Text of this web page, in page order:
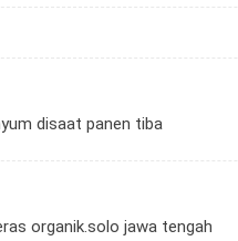
disaat panen tiba
organik.solo jawa tengah